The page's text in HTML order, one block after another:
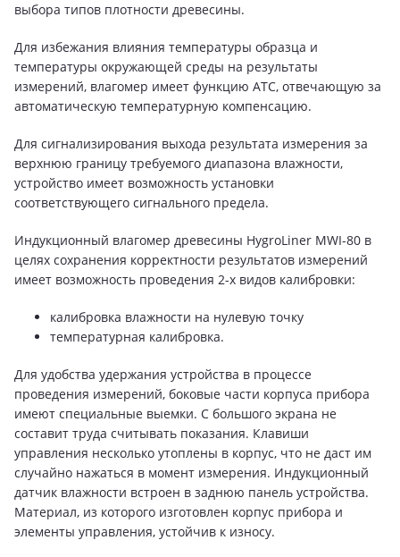
выбора типов плотности древесины.
Для избежания влияния температуры образца и
температуры окружающей среды на результаты
измерений, влагомер имеет функцию ATC, отвечающую за
автоматическую температурную компенсацию.
Для сигнализирования выхода результата измерения за
верхнюю границу требуемого диапазона влажности,
устройство имеет возможность установки
соответствующего сигнального предела.
Индукционный влагомер древесины HygroLiner MWI-80 в
целях сохранения корректности результатов измерений
имеет возможность проведения 2-х видов калибровки:
калибровка влажности на нулевую точку
температурная калибровка.
Для удобства удержания устройства в процессе
проведения измерений, боковые части корпуса прибора
имеют специальные выемки. С большого экрана не
составит труда считывать показания. Клавиши
управления несколько утоплены в корпус, что не даст им
случайно нажаться в момент измерения. Индукционный
датчик влажности встроен в заднюю панель устройства.
Материал, из которого изготовлен корпус прибора и
элементы управления, устойчив к износу.